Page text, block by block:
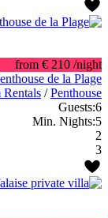
from € 210 /night
de la Plage
Rentals /Penthouse
Guests:6
Min. Nights:5
2
3